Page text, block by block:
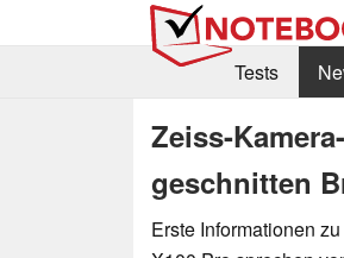
Tests
Zeiss-
geschnitten
Erste Informationen